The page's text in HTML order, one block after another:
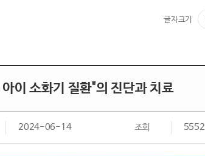
글자크기
이 소화기 질환"의 진단과 치료
2024-06-14 조회 5552